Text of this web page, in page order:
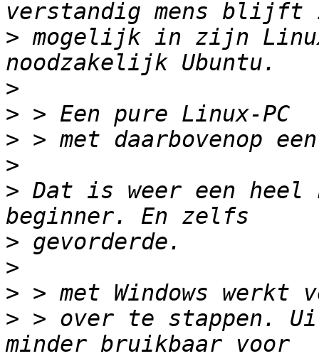
> mogelijk in zijn
>
>
>
>
> Dat is weer een heel
>
>
>
> > over te stappen.